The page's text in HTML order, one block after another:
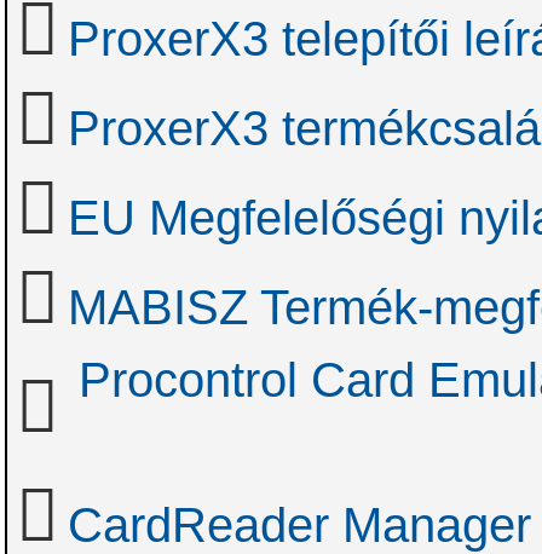
ProxerX3 telepítői
ProxerX3
EU Megfelelőségi
MABISZ Termék-
Procontrol Card
CardReader